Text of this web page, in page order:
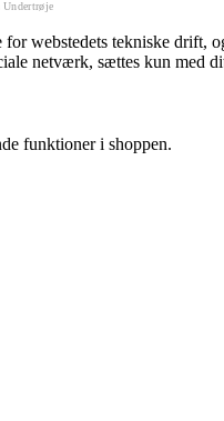
webstedets tekniske
netværk, sættes kun med
funktioner i shoppen.